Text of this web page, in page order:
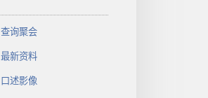
查询聚会
最新资料
口述影像